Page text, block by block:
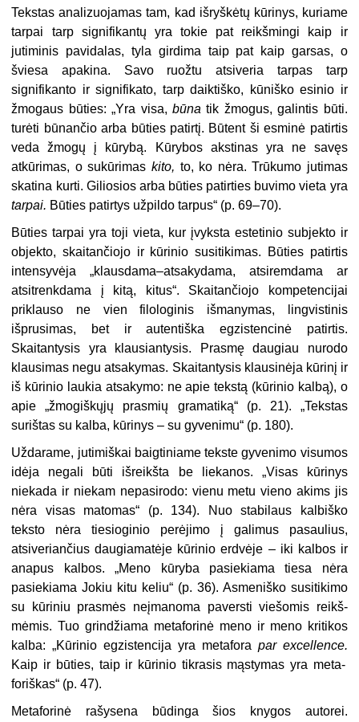
Tekstas analizuojamas tam, kad išryškėtų kūrinys, kuriame
tarpai tarp signifikantų yra tokie pat reikš­mingi kaip ir
jutiminis pavidalas, tyla girdima taip pat kaip garsas, o
šviesa apakina. Savo ruožtu atsive­ria tarpas tarp
signifikanto ir signifikato, tarp daiktiško, kūniško esinio ir
žmogaus būties: „Yra visa, būnatik žmogus, galintis būti.
turėti bū­nančio arba būties patirtį. Būtent ši esminė patirtis
veda žmogų į kū­rybą. Kūrybos akstinas yra ne sa­vęs
atkūrimas, o sukūrimas kito, to, ko nėra. Trūkumo jutimas
skatina kurti. Giliosios arba būties patirties buvimo vieta yra
tarpai. Būties pa­tirtys užpildo tarpus“ (p. 69–70).
Būties tarpai yra toji vieta, kur įvyksta estetinio subjekto ir
objekto, skaitančiojo ir kūrinio susitikimas. Būties patirtis
intensyvėja „klausdama–atsakydama, atsiremdama ar
atsitrenkdama į kitą, kitus“. Skai­tančiojo kompetencijai
priklauso ne vien filologinis išmanymas, lingvisti­nis
išprusimas, bet ir autentiška eg­zistencinė patirtis.
Skaitantysis yra klausiantysis. Prasmę daugiau nuro­do
klausimas negu atsakymas. Skai­tantysis klausinėja kūrinį ir
iš kūri­nio laukia atsakymo: ne apie tekstą (kūrinio kalbą), o
apie „žmogiškųjų prasmių gramatiką“ (p. 21). „Tekstas
surištas su kalba, kūrinys – su gy­venimu“ (p. 180).
Uždarame, jutimiškai baigtiniame tekste gyvenimo visumos
idėja ne­gali būti išreikšta be liekanos. „Vi­sas kūrinys
niekada ir niekam ne­pasirodo: vienu metu vieno akims jis
nėra visas matomas“ (p. 134). Nuo stabilaus kalbiško
teksto nėra tiesioginio perėjimo į galimus pa­saulius,
atsiveriančius daugiama­tėje kūrinio erdvėje – iki kalbos ir
anapus kalbos. „Meno kūryba pa­siekiama tiesa nėra
pasiekiama Jo­kiu kitu keliu“ (p. 36). Asmeniško susitikimo
su kūriniu prasmės ne­įmanoma paversti viešomis reikš­
mėmis. Tuo grindžiama metaforinė meno ir meno kritikos
kalba: „Kūri­nio egzistencija yra metafora par excellence.
Kaip ir būties, taip ir kūrinio tikrasis mąstymas yra meta­
foriškas“ (p. 47).
Metaforinė rašysena būdinga šios knygos autorei.